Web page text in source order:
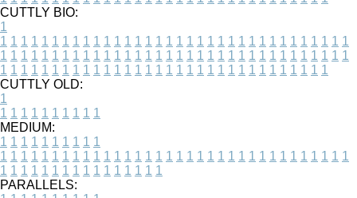
CUTTLY BIO:
1
1 1 1 1 1 1 1 1 1 1 1 1 1 1 1 1 1 1 1 1 1 1 1 1 1 1 1 1 1 1 1 1 1 1
1 1 1 1 1 1 1 1 1 1 1 1 1 1 1 1 1 1 1 1 1 1 1 1 1 1 1 1 1 1 1 1 1 1
1 1 1 1 1 1 1 1 1 1 1 1 1 1 1 1 1 1 1 1 1 1 1 1 1 1 1 1 1 1 1 1
CUTTLY OLD:
1
1 1 1 1 1 1 1 1 1 1
MEDIUM:
1 1 1 1 1 1 1 1 1 1
1 1 1 1 1 1 1 1 1 1 1 1 1 1 1 1 1 1 1 1 1 1 1 1 1 1 1 1 1 1 1 1 1 1
1 1 1 1 1 1 1 1 1 1 1 1 1 1 1 1
PARALLELS: